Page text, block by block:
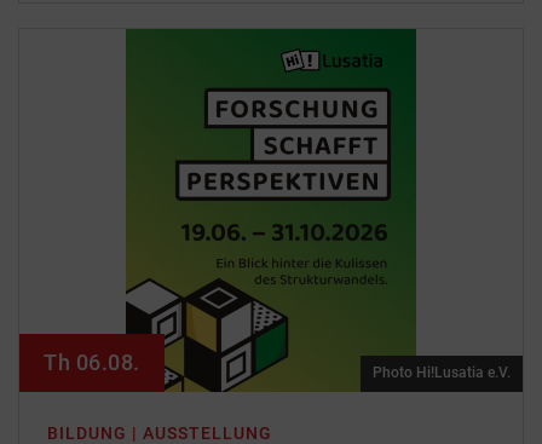
BILDUNG | AUSSTELLUNG
Th 06.08. Photo Hi!Lusatia e.V.